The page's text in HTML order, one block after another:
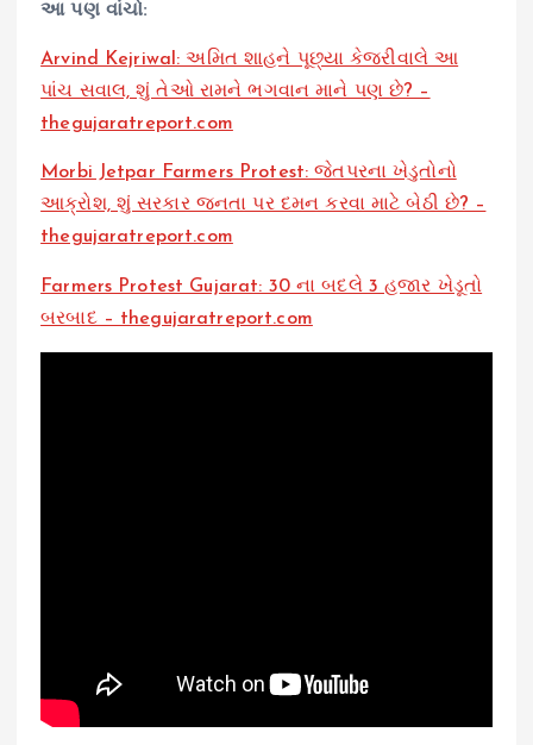
આ પણ વાંચો:
Arvind Kejriwal: અમિત શાહને પૂછ્યા કેજરીવાલે આ
પાંચ સવાલ, શું તેઓ રામને ભગવાન માને પણ છે? –
thegujaratreport.com
Morbi Jetpar Farmers Protest: જેતપરના ખેડુતોનો
આક્રોશ, શું સરકાર જનતા પર દમન કરવા માટે બેઠી છે? –
thegujaratreport.com
Farmers Protest Gujarat: 30 ના બદલે 3 હજાર ખેડૂતો
બરબાદ – thegujaratreport.com